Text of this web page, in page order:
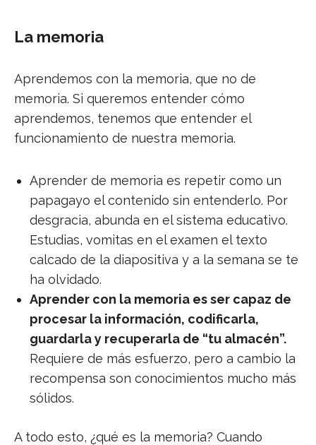
La memoria
Aprendemos con la memoria, que no de
memoria. Si queremos entender cómo
aprendemos, tenemos que entender el
funcionamiento de nuestra memoria.
Aprender de memoria es repetir como un
papagayo el contenido sin entenderlo. Por
desgracia, abunda en el sistema educativo.
Estudias, vomitas en el examen el texto
calcado de la diapositiva y a la semana se te
ha olvidado.
Aprender con la memoria es ser capaz de
procesar la información, codificarla,
guardarla y recuperarla de “tu almacén”.
Requiere de más esfuerzo, pero a cambio la
recompensa son conocimientos mucho más
sólidos.
A todo esto, ¿qué es la memoria? Cuando